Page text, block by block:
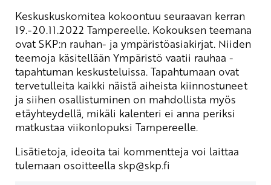
Keskuskuskomitea kokoontuu seuraavan kerran
19.-20.11.2022 Tampereelle. Kokouksen teemana
ovat SKP:n rauhan- ja ympäristöasiakirjat. Niiden
teemoja käsitellään Ympäristö vaatii rauhaa -
tapahtuman keskusteluissa. Tapahtumaan ovat
tervetulleita kaikki näistä aiheista kiinnostuneet
ja siihen osallistuminen on mahdollista myös
etäyhteydellä, mikäli kalenteri ei anna periksi
matkustaa viikonlopuksi Tampereelle.
Lisätietoja, ideoita tai kommentteja voi laittaa
tulemaan osoitteella skp@skp.fi